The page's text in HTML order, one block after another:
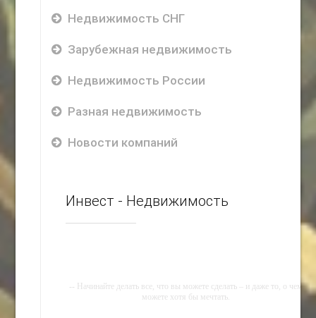
Недвижимость СНГ
Зарубежная недвижимость
Недвижимость России
Разная недвижимость
Новости компаний
Инвест - Недвижимость
-- Начинайте делать все, что вы можете сделать – и даже то, о чем
можете хотя бы мечтать.